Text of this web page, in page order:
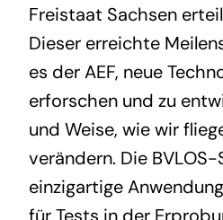
Freistaat Sachsen
Dieser erreichte
es der AEF, neue
erforschen und zu
und Weise, wie wir
verändern. Die
einzigartige